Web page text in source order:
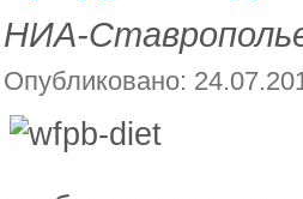
НИА-
Опубликовано: